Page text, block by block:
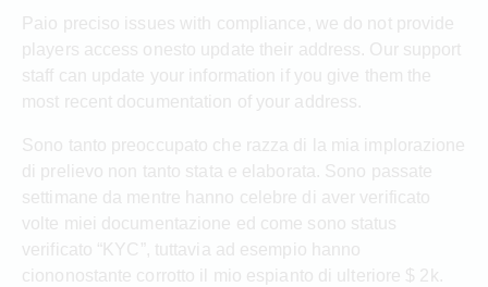
Paio preciso issues with compliance, we do not provide
players access onesto update their address. Our support
staff can update your information if you give them the
most recent documentation of your address.
Sono tanto preoccupato che razza di la mia implorazione
di prelievo non tanto stata e elaborata. Sono passate
settimane da mentre hanno celebre di aver verificato
volte miei documentazione ed come sono status
verificato “KYC”, tuttavia ad esempio hanno
ciononostante corrotto il mio espianto di ulteriore $ 2k.